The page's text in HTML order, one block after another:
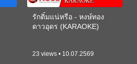
รักติ๋มแน่หรือ - หงษ์ทอง
ดาวอุดร (KARAOKE)
23 views • 10.07.2569